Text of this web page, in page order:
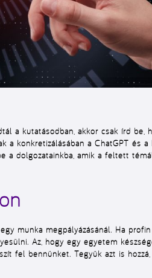
a kutatásodban, akkor csak írd be,
konkretizálásában a ChatGPT és
a dolgozatainkba, amik a feltett
munka megpályázásánál. Ha
Az, hogy egy egyetem
fel bennünket. Tegyük azt is